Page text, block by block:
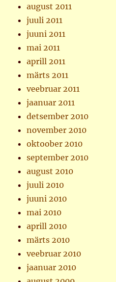
august 2011
juuli 2011
juuni 2011
mai 2011
aprill 2011
märts 2011
veebruar 2011
jaanuar 2011
detsember 2010
november 2010
oktoober 2010
september 2010
august 2010
juuli 2010
juuni 2010
mai 2010
aprill 2010
märts 2010
veebruar 2010
jaanuar 2010